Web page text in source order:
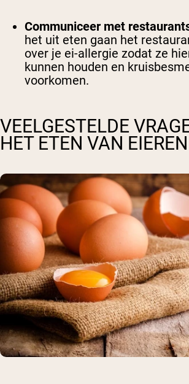
Communiceer met
het uit eten gaan het
over je ei-allergie zodat ze
kunnen houden en
voorkomen.
VEELGESTELDE
HET ETEN VAN EIEREN